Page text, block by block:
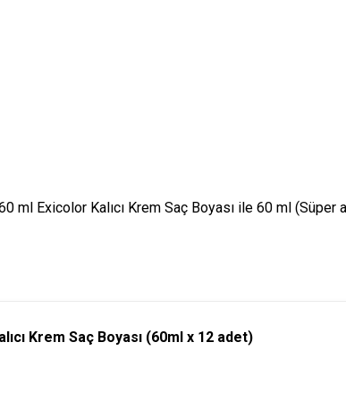
Exicolor Kalıcı Krem Saç Boyası ile 60 ml (Süper
Krem Saç Boyası (60ml x 12 adet)